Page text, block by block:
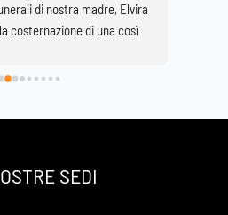
di nostra madre, Elvira
costernazione di una così
di fiori bianchi.
SEDI